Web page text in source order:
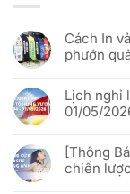
Cách In
phướn
bình
luận
ở
vải
Hải
Triều
Lịch nghỉ
01/05/
bình
luận
ở
[Thông
chiến